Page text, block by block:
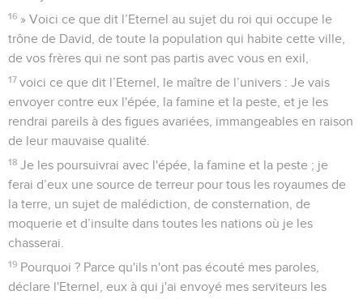
16 » Voici ce que dit l’Eternel au sujet du roi qui occupe le
trône de David, de toute la population qui habite cette ville,
de vos frères qui ne sont pas partis avec vous en exil,
17 voici ce que dit l’Eternel, le maître de l’univers : Je vais
envoyer contre eux l'épée, la famine et la peste, et je les
rendrai pareils à des figues avariées, immangeables en raison
de leur mauvaise qualité.
18 Je les poursuivrai avec l'épée, la famine et la peste ; je
ferai d’eux une source de terreur pour tous les royaumes de
la terre, un sujet de malédiction, de consternation, de
moquerie et d’insulte dans toutes les nations où je les
chasserai.
19 Pourquoi ? Parce qu'ils n'ont pas écouté mes paroles,
déclare l'Eternel, eux à qui j'ai envoyé mes serviteurs les